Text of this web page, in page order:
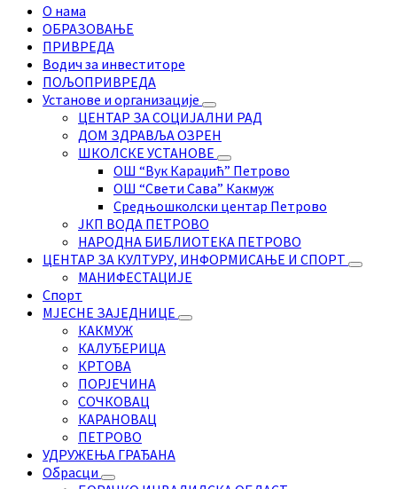
О нама
ОБРАЗОВАЊЕ
ПРИВРЕДА
Водич за инвеститоре
ПОЉОПРИВРЕДА
Установе и организације
ЦЕНТАР ЗА СОЦИЈАЛНИ РАД
ДОМ ЗДРАВЉА ОЗРЕН
ШКОЛСКЕ УСТАНОВЕ
ОШ “Вук Караџић” Петрово
ОШ “Свети Сава” Какмуж
Средњошколски центар Петрово
ЈКП ВОДА ПЕТРОВО
НАРОДНА БИБЛИОТЕКА ПЕТРОВО
ЦЕНТАР ЗА КУЛТУРУ, ИНФОРМИСАЊЕ И СПОРТ
МАНИФЕСТАЦИЈЕ
Спорт
МЈЕСНЕ ЗАЈЕДНИЦЕ
КАКМУЖ
КАЛУЂЕРИЦА
КРТОВА
ПОРЈЕЧИНА
СОЧКОВАЦ
КАРАНОВАЦ
ПЕТРОВО
УДРУЖЕЊА ГРАЂАНА
Обрасци